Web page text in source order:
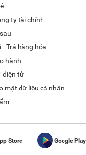
RS57DG400EM9SV
RS70F65Q3FSV
RS70F65K2FSV
Store Google Play
ty tài chính
- Trả hàng hóa
hành
điện tử
mật dữ liệu cá nhân